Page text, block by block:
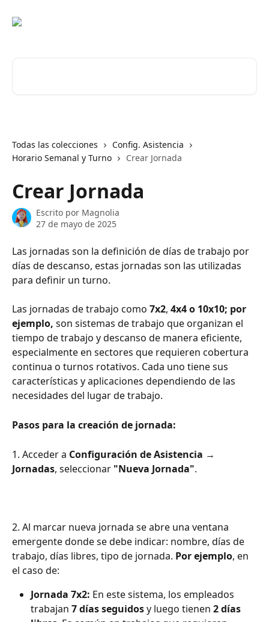
Todas las colecciones
Config. Asistencia
Horario Semanal y Turno
Crear Jornada
Crear Jornada
Escrito por Magnolia
27 de mayo de 2025
Las jornadas son la definición de días de trabajo por
días de descanso, estas jornadas son las utilizadas
para definir un turno.
Las jornadas de trabajo como 7x2, 4x4 o 10x10; por
ejemplo, son sistemas de trabajo que organizan el
tiempo de trabajo y descanso de manera eficiente,
especialmente en sectores que requieren cobertura
continua o turnos rotativos. Cada uno tiene sus
características y aplicaciones dependiendo de las
necesidades del lugar de trabajo.
Pasos para la creación de jornada:
1. Acceder a Configuración de Asistencia →
Jornadas, seleccionar "Nueva Jornada".
2. Al marcar nueva jornada se abre una ventana
emergente donde se debe indicar: nombre, días de
trabajo, días libres, tipo de jornada. Por ejemplo, en
el caso de:
Jornada 7x2: En este sistema, los empleados
trabajan 7 días seguidos y luego tienen 2 días